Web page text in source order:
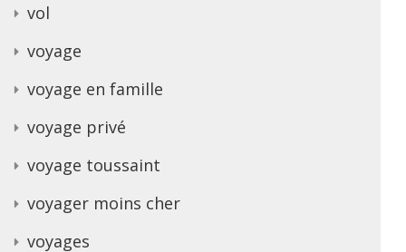
vol
voyage
voyage en famille
voyage privé
voyage toussaint
voyager moins cher
voyages